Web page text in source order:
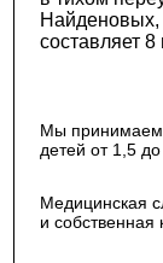
Найденовых,
составляет 8
Мы принимаем
детей от 1,5
Медицинская
и собственная